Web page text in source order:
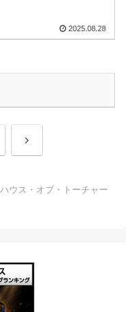
2025.08.28
次
ハウス・オブ・トーチャー